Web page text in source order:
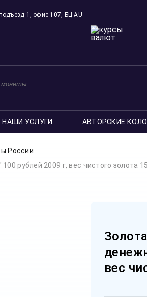
1, офис 107, БЦ AU-
НАШИ УСЛУГИ АВТОРСКИЕ
России
рублей 2009 г, вес чистого золота
вес